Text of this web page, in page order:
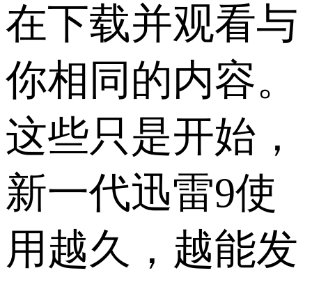
在下载并观看与
你相同的内容。
这些只是开始，
新一代迅雷9使
用越久，越能发